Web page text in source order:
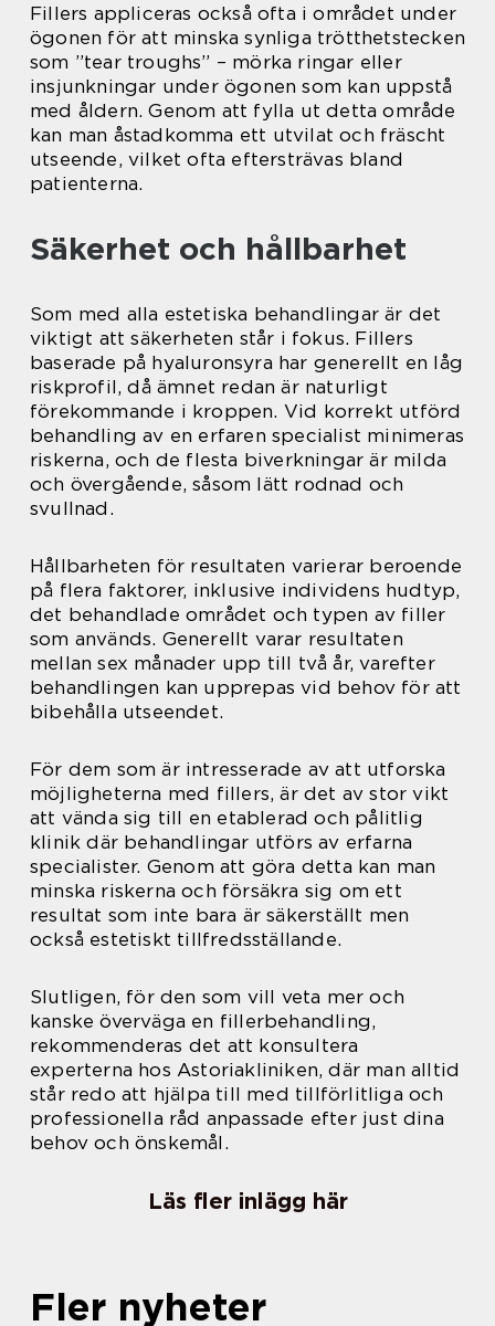
Fillers appliceras också ofta i området under
ögonen för att minska synliga trötthetstecken
som ”tear troughs” – mörka ringar eller
insjunkningar under ögonen som kan uppstå
med åldern. Genom att fylla ut detta område
kan man åstadkomma ett utvilat och fräscht
utseende, vilket ofta eftersträvas bland
patienterna.
Säkerhet och hållbarhet
Som med alla estetiska behandlingar är det
viktigt att säkerheten står i fokus. Fillers
baserade på hyaluronsyra har generellt en låg
riskprofil, då ämnet redan är naturligt
förekommande i kroppen. Vid korrekt utförd
behandling av en erfaren specialist minimeras
riskerna, och de flesta biverkningar är milda
och övergående, såsom lätt rodnad och
svullnad.
Hållbarheten för resultaten varierar beroende
på flera faktorer, inklusive individens hudtyp,
det behandlade området och typen av filler
som används. Generellt varar resultaten
mellan sex månader upp till två år, varefter
behandlingen kan upprepas vid behov för att
bibehålla utseendet.
För dem som är intresserade av att utforska
möjligheterna med fillers, är det av stor vikt
att vända sig till en etablerad och pålitlig
klinik där behandlingar utförs av erfarna
specialister. Genom att göra detta kan man
minska riskerna och försäkra sig om ett
resultat som inte bara är säkerställt men
också estetiskt tillfredsställande.
Slutligen, för den som vill veta mer och
kanske överväga en fillerbehandling,
rekommenderas det att konsultera
experterna hos Astoriakliniken, där man alltid
står redo att hjälpa till med tillförlitliga och
professionella råd anpassade efter just dina
behov och önskemål.
Läs fler inlägg här
Fler nyheter